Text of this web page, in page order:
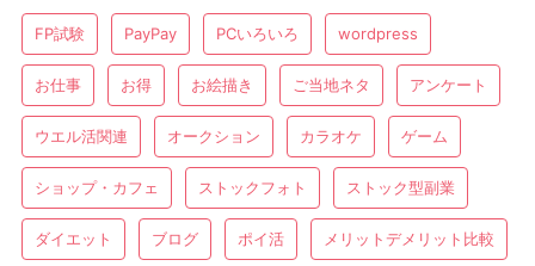
FP試験 PayPay PCいろいろ wordpress
お仕事 お得 お絵描き ご当地ネタ アンケート
ウエル活関連 オークション カラオケ ゲーム
ショップ・カフェ ストックフォト ストック型副業
ダイエット ブログ ポイ活 メリットデメリット比較